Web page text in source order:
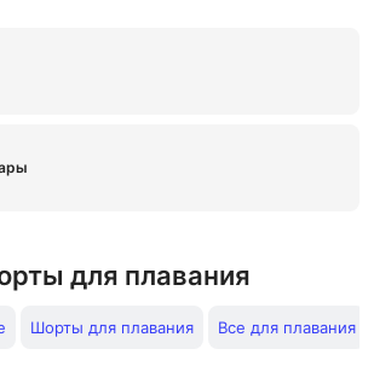
для плавания
Шорты для плавания Все для плавания